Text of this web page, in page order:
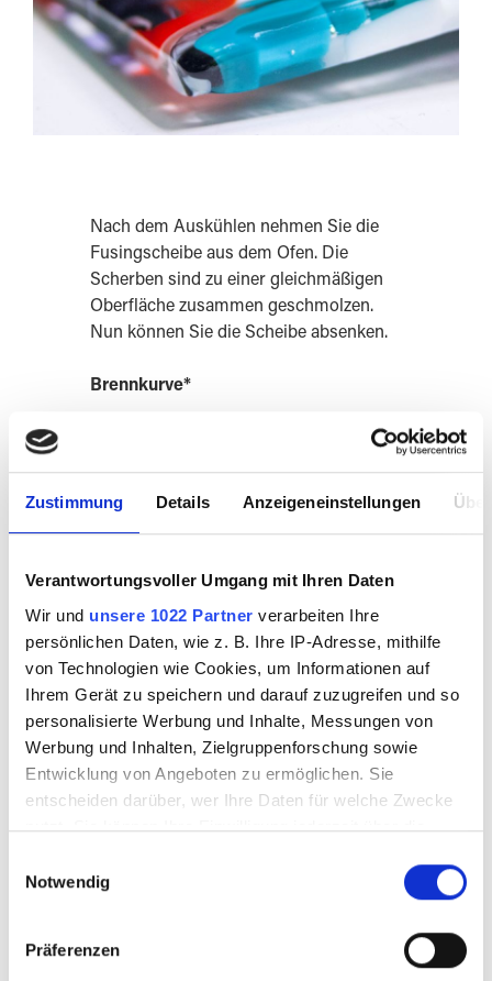
Zustimmung Details Anzeigeneinstellungen
Verantwortungsvoller Umgang mit Ihren Daten
Wir und unsere 1022 Partner verarbeiten Ihre
persönlichen Daten, wie z. B. Ihre IP-Adresse, mithilfe
von Technologien wie Cookies, um Informationen auf
Ihrem Gerät zu speichern und darauf zuzugreifen und so
personalisierte Werbung und Inhalte, Messungen von
Werbung und Inhalten, Zielgruppenforschung sowie
Entwicklung von Angeboten zu ermöglichen. Sie
entscheiden darüber, wer Ihre Daten für welche Zwecke
nutzt. Sie können Ihre Einwilligung jederzeit über die
Trigger Symbol ändern oder widerrufen
Informationen über Ihre geografische Lage
Notwendig
Präferenzen
Nach dem Auskühlen nehmen Sie die
Fusingscheibe aus dem Ofen. Die
Scherben sind zu einer gleichmäßigen
Oberfläche zusammen geschmolzen.
Nun können Sie die Scheibe absenken.
Brennkurve*
3) skip - 510°C - 120 min
6) Ende